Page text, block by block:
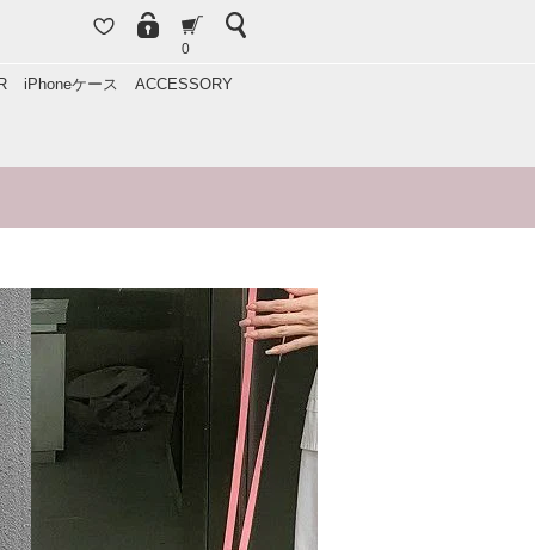
0
iPhoneケース ACCESSORY